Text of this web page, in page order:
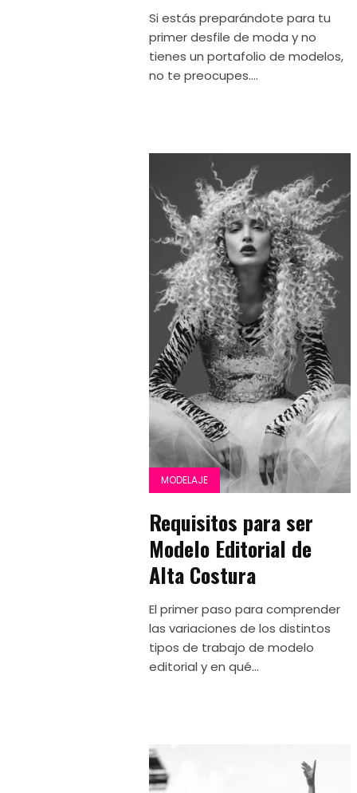
Si estás preparándote para tu
primer desfile de moda y no
tienes un portafolio de modelos,
no te preocupes....
MODELAJE
Requisitos para ser
Modelo Editorial de
Alta Costura
El primer paso para comprender
las variaciones de los distintos
tipos de trabajo de modelo
editorial y en qué...